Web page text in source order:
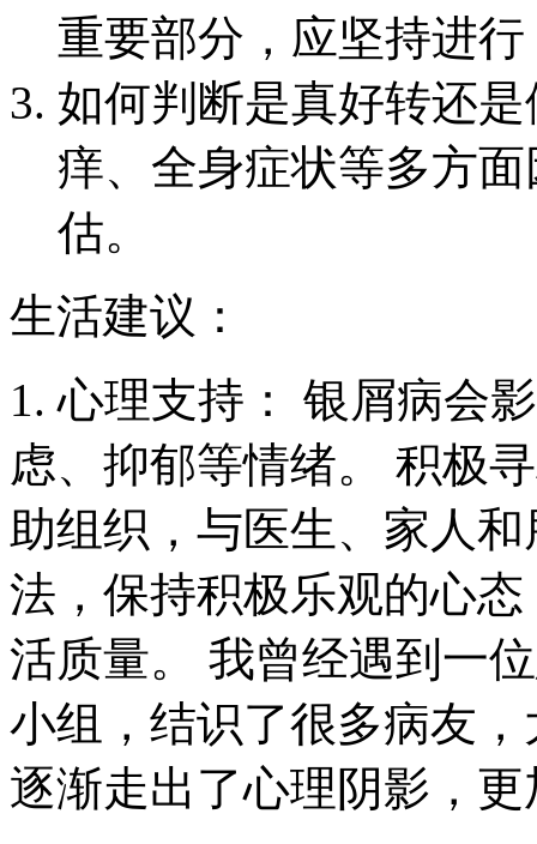
重要部分，应坚持进
如何判断是真好转还
痒、全身症状等多方
估。
生活建议：
1. 心理支持： 银屑病会
虑、抑郁等情绪。 积极
助组织，与医生、家人
法，保持积极乐观的心
活质量。 我曾经遇到一
小组，结识了很多病友
逐渐走出了心理阴影，